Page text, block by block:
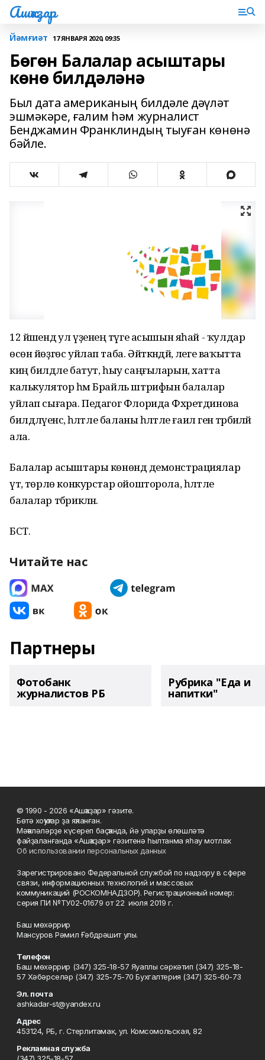
Ашҡаҙар
Йәмғиәт 17 ЯНВАРЯ 2020, 09:35
Бөгөн Балалар асыштары
көнө билдәләнә
Был дата американың билдәле дәүләт
эшмәкәре, ғалим һәм журналист
Бенджамин Франклиндың тыуған көнөнә
бәйле.
12 йәшендә ул үҙенең тәүге асышын яһай - ҡулдар
өсөн йөҙгөс уйлап таба. Әйткәндәй, әлеге ваҡытта
киң билдәле батут, һыу саңғыларын, хатта
калькулятор һәм Брайль штрифын балалар
уйлап сығара. Педагог Флорида Фәхретдинова
билдәләүенсә, һәләтле баланы һәләтле ғаилә генә тәрбиәләй
ала.
Балалар асыштары көнөндә демонстрациялар
үтә, төрлө конкурстар ойошторола, һәләтле
балалар тәбрикләнә.
БСТ.
Читайте нас
Партнеры
Фотобанк
журналистов РБ
Рубрика "Еда и
напитки"
© 1990 - 2026 «Ашҡаҙар» гәзите.
Бөтә хоҡуҡтар ҙа яҡланған.
Мәҡәләләрҙе күсереп баҫҡанда, йә уларҙы өлөшләтә
файҙаланғанда «Ашҡаҙар» гәзитенә һылтанма яһау мотлаҡ.
Об использовании персональных данных
Зарегистрировано Федеральной службой по надзору в сфере
связи, информационных технологий и массовых
коммуникаций (РОСКОМНАДЗОР). Регистрационный номер:
серия ПИ №ТУ02-01679 от 22 июля 2019 г.
Баш мөхәррир
Мансуров Рәмил Ғәбдрәшит улы.
Телефон
Баш мөхәррир (347) 325-18-57 Яуаплы сәркәтип (347) 325-18-
57 Хәбәрселәр (347) 325-75-70 Бухгалтерия (347) 325-60-73
Эл. почта
ashkadar-st@yandex.ru
Адрес
453124, РБ, г. Стерлитамак, ул. Комсомольская, 82
Рекламная служба